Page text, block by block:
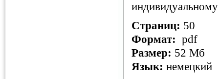
Страниц: 50
Формат: pdf
Размер: 52 Мб
Язык: немецкий